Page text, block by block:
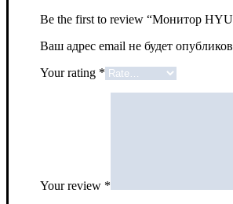
Be the first to review “Монитор
Ваш адрес email не будет
Your rating *
Your review *